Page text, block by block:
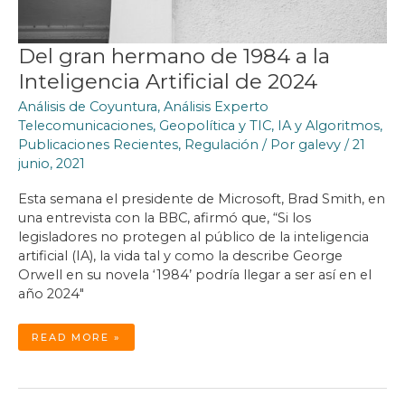
Del gran hermano de 1984 a la
Inteligencia Artificial de 2024
Análisis de Coyuntura, Análisis Experto
Telecomunicaciones, Geopolítica y TIC, IA y Algoritmos,
Publicaciones Recientes, Regulación / Por galevy /21
junio, 2021
Esta semana el presidente de Microsoft, Brad Smith, en
una entrevista con la BBC, afirmó que, “Si los
legisladores no protegen al público de la inteligencia
artificial (IA), la vida tal y como la describe George
Orwell en su novela ‘1984’ podría llegar a ser así en el
año 2024″
DEL
GRAN
HERMANO
LA
READ MORE »